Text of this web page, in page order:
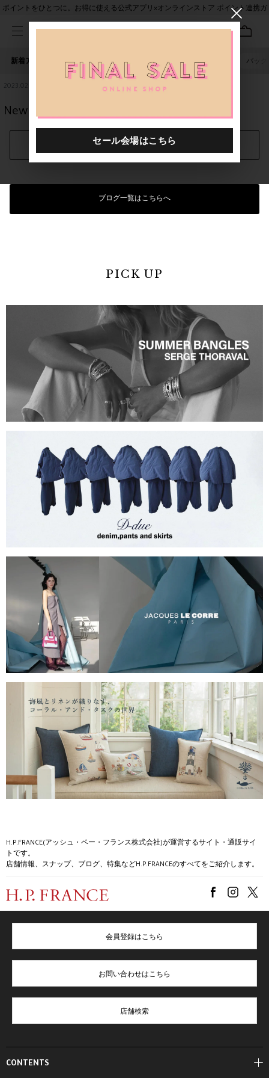
ポイントをひとつに。お得に使える公式アプリ×オンラインストア ポイント連携ガ
新着アイテム 人気ワード セール 40th限定 バッグ
2023.02.18
New Waffle！
シェアする
ブログ一覧はこちらへ
PICK UP
H.P.FRANCE(アッシュ・ペー・フランス株式会社)が運営するサイト・通販サイ
トです。
店舗情報、スナップ、ブログ、特集などH.P.FRANCEのすべてをご紹介します。
CONTENTS
会員登録はこちら
お問い合わせはこちら
店舗検索